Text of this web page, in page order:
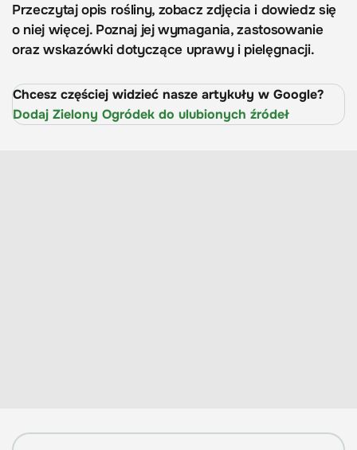
Przeczytaj opis rośliny, zobacz zdjęcia i dowiedz się
o niej więcej. Poznaj jej wymagania, zastosowanie
oraz wskazówki dotyczące uprawy i pielęgnacji.
Chcesz częściej widzieć nasze artykuły w Google?
Dodaj Zielony Ogródek do ulubionych źródeł